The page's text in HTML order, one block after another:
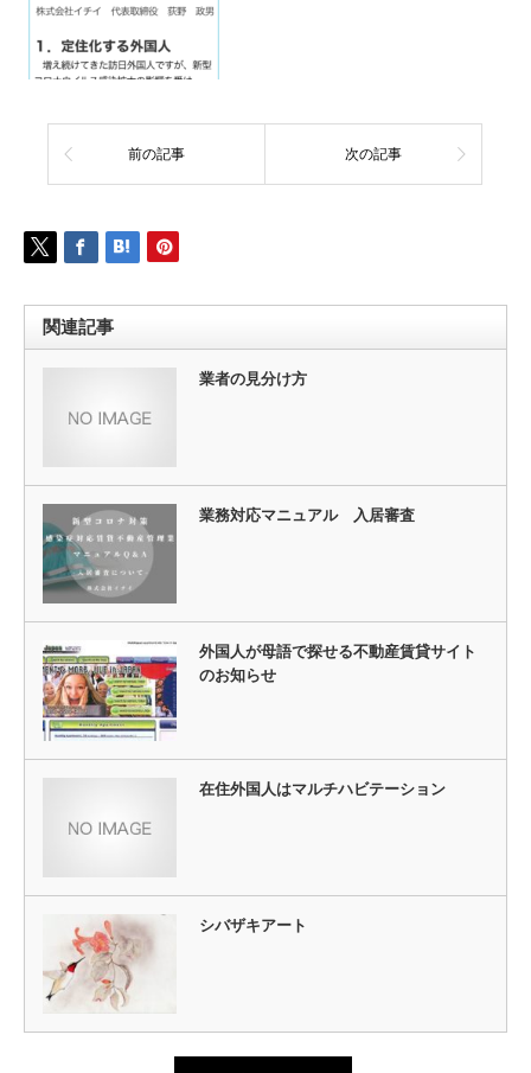
前の記事 次の記事
関連記事
業者の見分け方
業務対応マニュアル 入居審査
外国人が母語で探せる不動産賃貸サイト
のお知らせ
在住外国人はマルチハビテーション
シバザキアート